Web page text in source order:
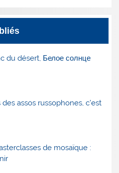
du désert, Белое солнце
assos russophones, c’est
de mosaïque :